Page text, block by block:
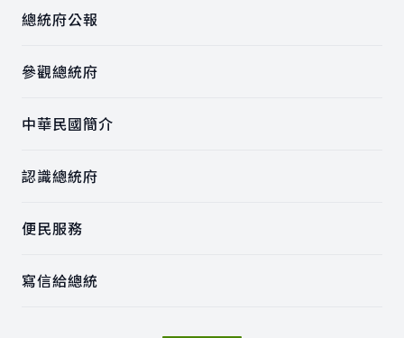
總統府公報
參觀總統府
中華民國簡介
認識總統府
便民服務
寫信給總統